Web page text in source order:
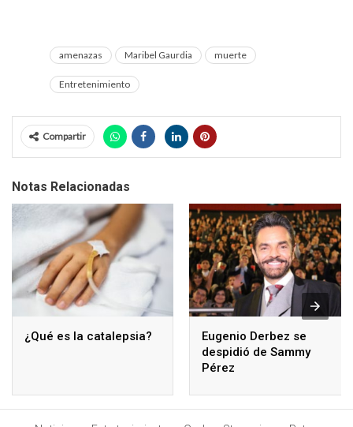
amenazas Maribel Gaurdia muerte
Entretenimiento
Compartir
Notas Relacionadas
¿Qué es la catalepsia?
Eugenio Derbez se
despidió de Sammy
Pérez